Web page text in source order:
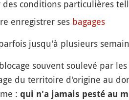
des conditions particulières
enregistrer ses bagages
jusqu'à plusieurs
souvent soulevé par
du territoire d'origine au
: qui n'a jamais pesté au